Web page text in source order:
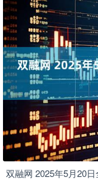
双融网 2025年5月20